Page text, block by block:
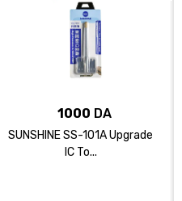
1000 DA
SUNSHINE SS-101A Upgrade
IC To...